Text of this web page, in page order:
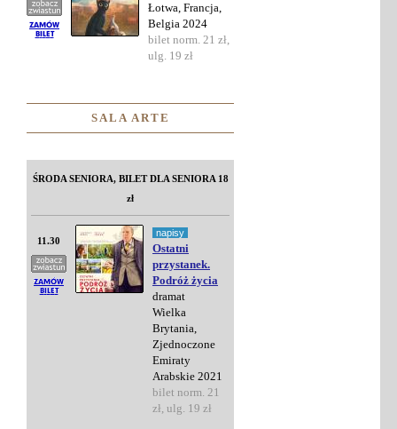
Łotwa, Francja,
Belgia 2024
bilet norm. 21 zł,
ulg. 19 zł
SALA ARTE
ŚRODA SENIORA, BILET DLA SENIORA 18
zł
11.30
napisy
Ostatni
przystanek.
Podróż życia
dramat
Wielka
Brytania,
Zjednoczone
Emiraty
Arabskie 2021
bilet norm. 21
zł, ulg. 19 zł